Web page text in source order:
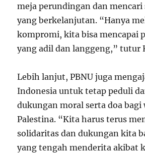
meja perundingan dan mencari
yang berkelanjutan. “Hanya
kompromi, kita bisa mencapai
yang adil dan langgeng,” tutur
Lebih lanjut, PBNU juga
Indonesia untuk tetap peduli
dukungan moral serta doa bagi
Palestina. “Kita harus terus
solidaritas dan dukungan kita
yang tengah menderita akibat